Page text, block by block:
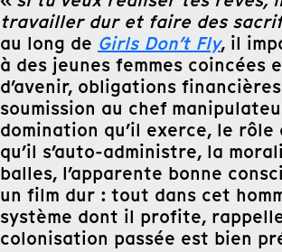
travailler dur et faire des
au long de Girls Don’t Fly, il
à des jeunes femmes coincées
d’avenir, obligations
soumission au chef
domination qu’il exerce, le rôle
qu’il s’auto-administre, la
balles, l’apparente bonne
un film dur : tout dans cet
système dont il profite,
colonisation passée est bien